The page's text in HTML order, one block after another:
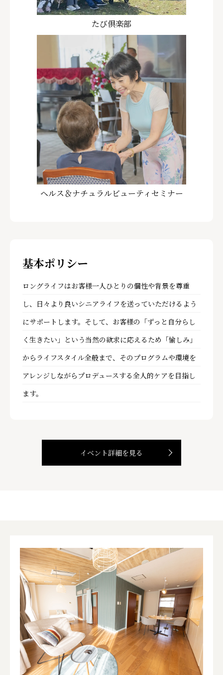
たび倶楽部
ヘルス＆ナチュラルビューティセミナー
基本ポリシー
ロングライフはお客様一人ひとりの個性や背景を尊重
し、日々より良いシニアライフを送っていただけるよう
にサポートします。そして、お客様の「ずっと自分らし
く生きたい」という当然の欲求に応えるため「愉しみ」
からライフスタイル全般まで、そのプログラムや環境を
アレンジしながらプロデュースする全人的ケアを目指し
ます。
イベント詳細を見る